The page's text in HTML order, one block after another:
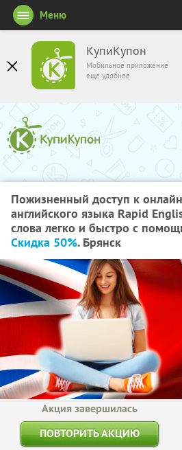
КупиКупон
Мобильное приложение
ещё удобнее
Меню
Пожизненный доступ к
английского языка Rapid
слова легко и быстро с
Скидка 50%. Брянск
Акция завершилась
ПОВТОРИТЬ АКЦИЮ